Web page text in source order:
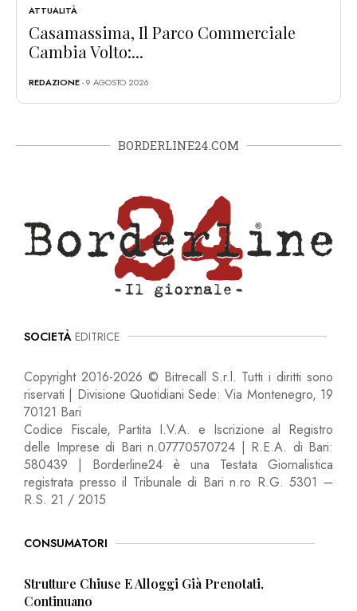
ATTUALITÀ
Casamassima, Il Parco Commerciale
Cambia Volto:...
REDAZIONE- 9 AGOSTO 2026
BORDERLINE24.COM
SOCIETÀ EDITRICE
Copyright 2016-2026 © Bitrecall S.r.l. Tutti i diritti sono
riservati | Divisione Quotidiani Sede: Via Montenegro, 19
70121 Bari
Codice Fiscale, Partita I.V.A. e Iscrizione al Registro
delle Imprese di Bari n.07770570724 | R.E.A. di Bari:
580439 | Borderline24 è una Testata Giornalistica
registrata presso il Tribunale di Bari n.ro R.G. 5301 –
R.S. 21 / 2015
CONSUMATORI
Strutture Chiuse E Alloggi Già Prenotati,
Continuano